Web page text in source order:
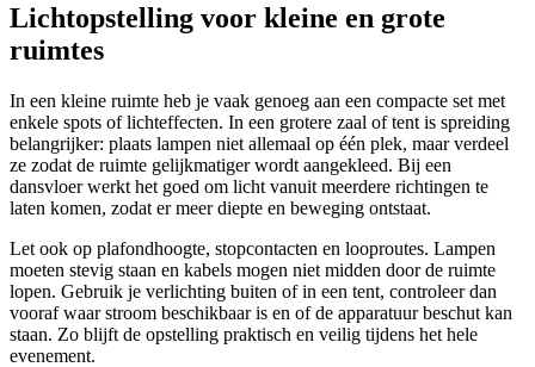
Lichtopstelling voor kleine en grote
ruimtes
In een kleine ruimte heb je vaak genoeg aan een compacte set met
enkele spots of lichteffecten. In een grotere zaal of tent is spreiding
belangrijker: plaats lampen niet allemaal op één plek, maar verdeel
ze zodat de ruimte gelijkmatiger wordt aangekleed. Bij een
dansvloer werkt het goed om licht vanuit meerdere richtingen te
laten komen, zodat er meer diepte en beweging ontstaat.
Let ook op plafondhoogte, stopcontacten en looproutes. Lampen
moeten stevig staan en kabels mogen niet midden door de ruimte
lopen. Gebruik je verlichting buiten of in een tent, controleer dan
vooraf waar stroom beschikbaar is en of de apparatuur beschut kan
staan. Zo blijft de opstelling praktisch en veilig tijdens het hele
evenement.